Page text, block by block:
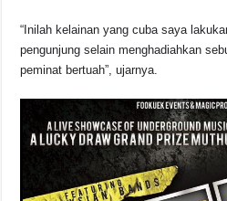
“Inilah kelainan yang cuba saya
pengunjung selain menghadiahkan
peminat bertuah”, ujarnya.